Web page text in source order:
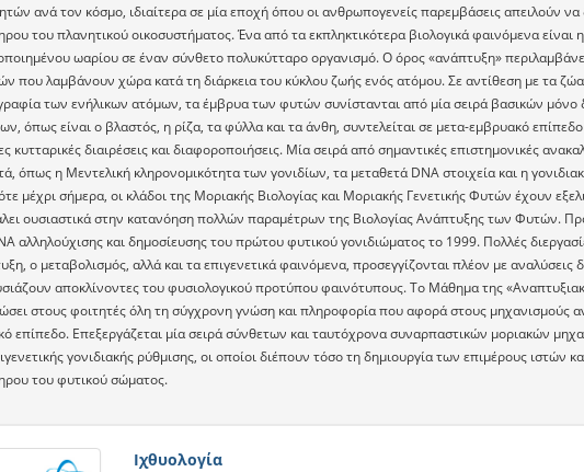
ανά τον κόσμο, ιδιαίτερα σε μία εποχή όπου οι ανθρωπογενείς παρεμβάσεις απειλούν
του πλανητικού οικοσυστήματος. Ένα από τα εκπληκτικότερα βιολογικά φαινόμενα
ωαρίου σε έναν σύνθετο πολυκύτταρο οργανισμό. Ο όρος «ανάπτυξη»
που λαμβάνουν χώρα κατά τη διάρκεια του κύκλου ζωής ενός ατόμου. Σε αντίθεση με τα
των ενήλικων ατόμων, τα έμβρυα των φυτών συνίστανται από μία σειρά βασικών
όπως είναι ο βλαστός, η ρίζα, τα φύλλα και τα άνθη, συντελείται σε μετα-εμβρυακό
κυτταρικές διαιρέσεις και διαφοροποιήσεις. Μία σειρά από σημαντικές επιστημονικές
όπως η Μεντελική κληρονομικότητα των γονιδίων, τα μεταθετά DNA στοιχεία και η
μέχρι σήμερα, οι κλάδοι της Μοριακής Βιολογίας και Μοριακής Γενετικής Φυτών έχουν
ουσιαστικά στην κατανόηση πολλών παραμέτρων της Βιολογίας Ανάπτυξης των Φυτών.
αλληλούχισης και δημοσίευσης του πρώτου φυτικού γονιδιώματος το 1999. Πολλές
ο μεταβολισμός, αλλά και τα επιγενετικά φαινόμενα, προσεγγίζονται πλέον με
αποκλίνοντες του φυσιολογικού προτύπου φαινότυπους. Το Μάθημα της
στους φοιτητές όλη τη σύγχρονη γνώση και πληροφορία που αφορά στους μηχανισμούς
επίπεδο. Επεξεργάζεται μία σειρά σύνθετων και ταυτόχρονα συναρπαστικών μοριακών
γονιδιακής ρύθμισης, οι οποίοι διέπουν τόσο τη δημιουργία των επιμέρους
του φυτικού σώματος.
Ιχθυολογία